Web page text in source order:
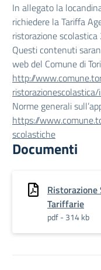
In allegato la
richiedere la Tariffa
ristorazione
Questi contenuti
web del Comune di
http://
ristorazionescolastica/
Norme generali
https://
scolastiche
Documenti
Tariffarie
pdf - 314 kb